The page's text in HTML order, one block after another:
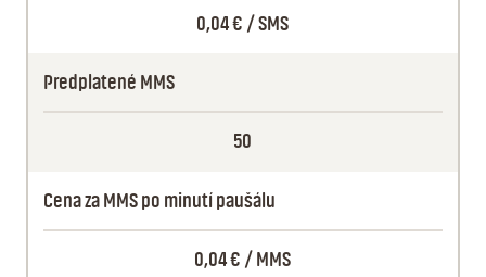
0,04 € / SMS
Predplatené MMS
50
Cena za MMS po minutí paušálu
0,04 € / MMS